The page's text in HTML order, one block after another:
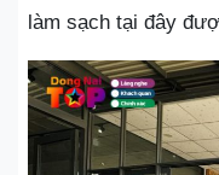
làm sạch tại đây